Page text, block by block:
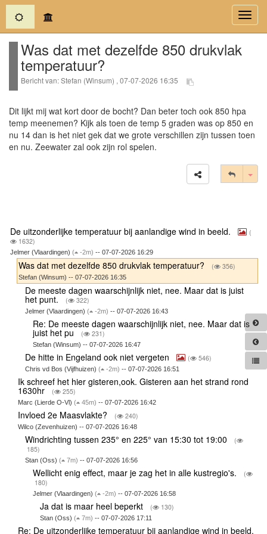
(current)
Was dat met dezelfde 850 drukvlak
temperatuur?
Bericht van: Stefan (Winsum) , 07-07-2026 16:35
Dit lijkt mij wat kort door de bocht? Dan beter toch ook 850 hpa
temp meenemen? Kijk als toen de temp 5 graden was op 850 en
nu 14 dan is het niet gek dat we grote verschillen zijn tussen toen
en nu. Zeewater zal ook zijn rol spelen.
De uitzonderlijke temperatuur bij aanlandige wind in beeld.
(
1632)
Jelmer (Vlaardingen) ( -2m) -- 07-07-2026 16:29
Was dat met dezelfde 850 drukvlak temperatuur? ( 356)
Stefan (Winsum) -- 07-07-2026 16:35
De meeste dagen waarschijnlijk niet, nee. Maar dat is juist
het punt. ( 322)
Jelmer (Vlaardingen)( -2m) -- 07-07-2026 16:43
Re: De meeste dagen waarschijnlijk niet, nee. Maar dat is
juist het pu ( 231)
Stefan (Winsum) -- 07-07-2026 16:47
De hitte in Engeland ook niet vergeten ( 546)
Chris vd Bos (Vijfhuizen)( -2m) -- 07-07-2026 16:51
Ik schreef het hier gisteren,ook. Gisteren aan het strand rond
1630hr ( 255)
Marc (Lierde O-Vl) ( 45m) -- 07-07-2026 16:42
Invloed 2e Maasvlakte? ( 240)
Wilco (Zevenhuizen) -- 07-07-2026 16:48
Windrichting tussen 235° en 225° van 15:30 tot 19:00
(
185)
Stan (Oss)( 7m) -- 07-07-2026 16:56
Wellicht enig effect, maar je zag het in alle kustregio's.
(
180)
Jelmer (Vlaardingen) ( -2m) -- 07-07-2026 16:58
Ja dat is maar heel beperkt ( 130)
Stan (Oss)( 7m) -- 07-07-2026 17:11
Re: De uitzonderlijke temperatuur bij aanlandige wind in beeld.